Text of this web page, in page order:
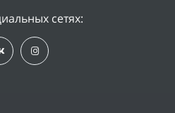
сетях: